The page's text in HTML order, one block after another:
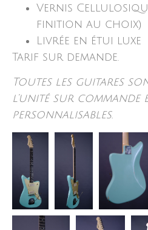
Vernis
finition au choix)
Livrée en étui luxe
Tarif sur demande.
Toutes les guitares
l’unité sur
personnalisables.